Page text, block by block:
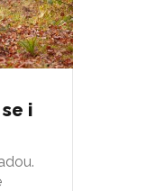
i